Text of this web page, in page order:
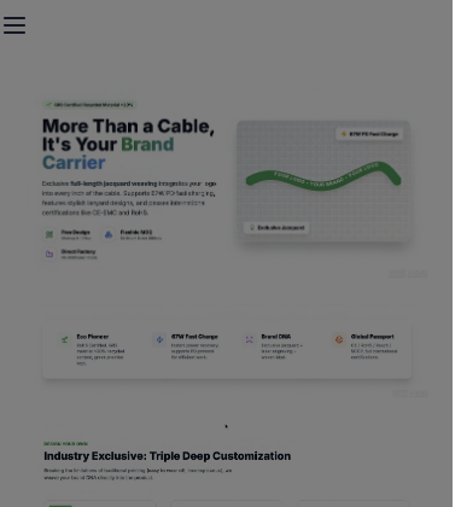
Startseite
Lanyard & Webbing
Bluetooth-Lautsprecher